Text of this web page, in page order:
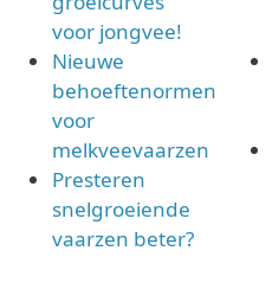
voor jongvee!
Nieuwe
behoeftenormen
voor
melkveevaarzen
Presteren
snelgroeiende
vaarzen beter?